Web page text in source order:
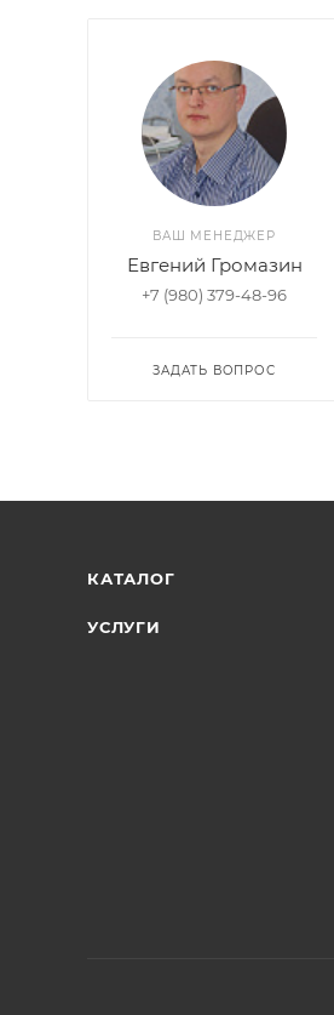
ВАШ МЕНЕДЖЕР
Евгений Громазин
+7 (980) 379-48-96
ЗАДАТЬ ВОПРОС
КАТАЛОГ
УСЛУГИ